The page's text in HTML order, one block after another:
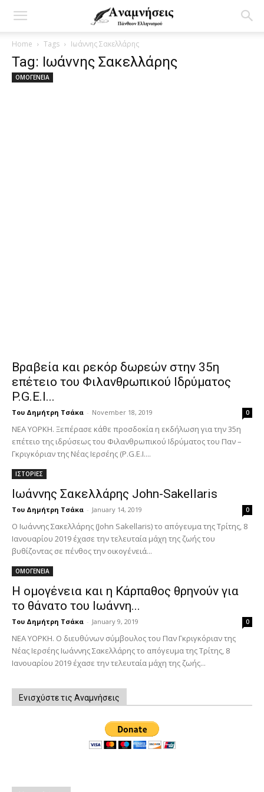
Home Tags Ιωάννης Σακελλάρης
Tag: Ιωάννης Σακελλάρης
ΟΜΟΓΕΝΕΙΑ
Βραβεία και ρεκόρ δωρεών στην 35η
επέτειο του Φιλανθρωπικού Ιδρύματος
P.G.E.I...
Του Δημήτρη Τσάκα - November 18, 2019 0
ΝΕΑ ΥΟΡΚΗ. Ξεπέρασε κάθε προσδοκία η εκδήλωση για την 35η
επέτειο της ιδρύσεως του Φιλανθρωπικού Ιδρύματος του Παν –
Γκριγκόριαν της Νέας Ιερσέης (P.G.E.I....
ΙΣΤΟΡΙΕΣ
Ιωάννης Σακελλάρης John-Sakellaris
Του Δημήτρη Τσάκα - January 14, 2019 0
Ο Ιωάννης Σακελλάρης (John Sakellaris) το απόγευμα της Τρίτης, 8
Ιανουαρίου 2019 έχασε την τελευταία μάχη της ζωής του
βυθίζοντας σε πένθος την οικογένειά...
ΟΜΟΓΕΝΕΙΑ
Η ομογένεια και η Κάρπαθος θρηνούν για
το θάνατο του Ιωάννη...
Του Δημήτρη Τσάκα - January 9, 2019 0
ΝΕΑ ΥΟΡΚΗ. Ο διευθύνων σύμβουλος του Παν Γκριγκόριαν της
Νέας Ιερσέης Ιωάννης Σακελλάρης το απόγευμα της Τρίτης, 8
Ιανουαρίου 2019 έχασε την τελευταία μάχη της ζωής...
Ενισχύστε τις Αναμνήσεις